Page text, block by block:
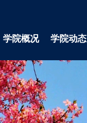
学院概况 学院动态